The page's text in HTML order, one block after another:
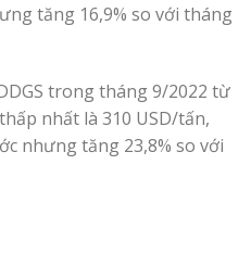
tăng 16,9% so với tháng
trong tháng 9/2022 từ
nhất là 310 USD/tấn,
nhưng tăng 23,8% so với